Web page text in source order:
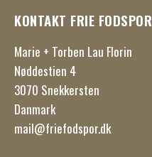
KONTAKT FRIE FODSPOR
Marie + Torben Lau Florin
Nøddestien 4
3070 Snekkersten
Danmark
mail@friefodspor.dk